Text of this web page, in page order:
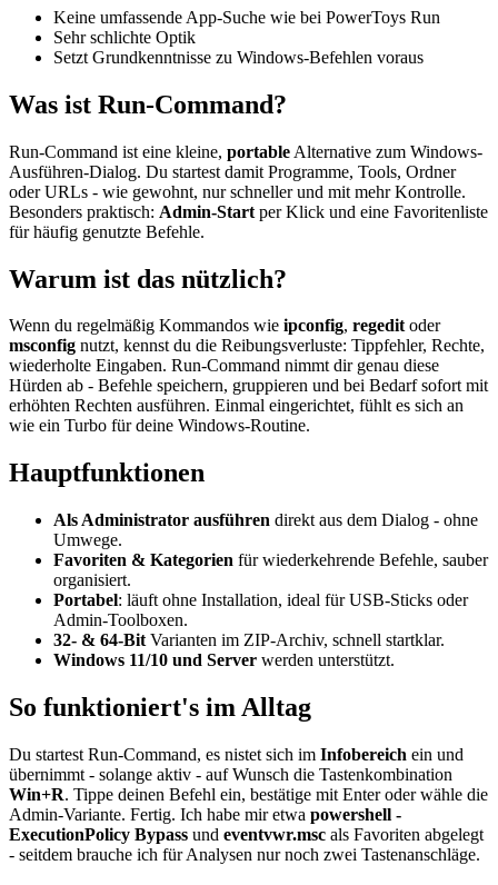
Keine umfassende App-Suche wie bei PowerToys Run
Sehr schlichte Optik
Setzt Grundkenntnisse zu Windows-Befehlen voraus
Was ist Run-Command?
Run-Command ist eine kleine, portable Alternative zum Windows-
Ausführen-Dialog. Du startest damit Programme, Tools, Ordner
oder URLs - wie gewohnt, nur schneller und mit mehr Kontrolle.
Besonders praktisch: Admin-Start per Klick und eine Favoritenliste
für häufig genutzte Befehle.
Warum ist das nützlich?
Wenn du regelmäßig Kommandos wie ipconfig, regeditoder
msconfig nutzt, kennst du die Reibungsverluste: Tippfehler, Rechte,
wiederholte Eingaben. Run-Command nimmt dir genau diese
Hürden ab - Befehle speichern, gruppieren und bei Bedarf sofort mit
erhöhten Rechten ausführen. Einmal eingerichtet, fühlt es sich an
wie ein Turbo für deine Windows-Routine.
Hauptfunktionen
Als Administrator ausführen direkt aus dem Dialog - ohne
Umwege.
Favoriten & Kategorien für wiederkehrende Befehle, sauber
organisiert.
Portabel: läuft ohne Installation, ideal für USB-Sticks oder
Admin-Toolboxen.
32- & 64-Bit Varianten im ZIP-Archiv, schnell startklar.
Windows 11/10 und Server werden unterstützt.
So funktioniert's im Alltag
Du startest Run-Command, es nistet sich im Infobereich ein und
übernimmt - solange aktiv - auf Wunsch die Tastenkombination
Win+R. Tippe deinen Befehl ein, bestätige mit Enter oder wähle die
Admin-Variante. Fertig. Ich habe mir etwa powershell -
ExecutionPolicy Bypass und eventvwr.msc als Favoriten abgelegt
- seitdem brauche ich für Analysen nur noch zwei Tastenanschläge.